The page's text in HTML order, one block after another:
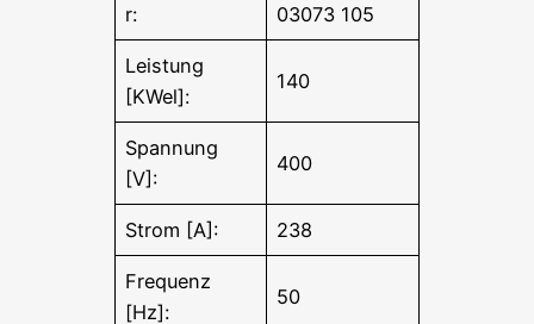
r:
03073 105
Leistung
[KWel]:
140
Spannung
[V]:
400
Strom [A]: 238
Frequenz
[Hz]:
50